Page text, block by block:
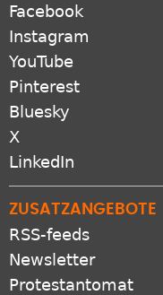
Facebook
Instagram
YouTube
Pinterest
Bluesky
X
LinkedIn
ZUSATZANGEBOTE
RSS-feeds
Newsletter
Protestantomat